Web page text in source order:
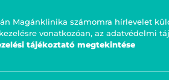
Magánklinika számomra hírlevelet
vonatkozóan, az adatvédelmi
tájékoztató megtekintése